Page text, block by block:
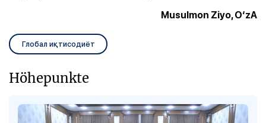
Musulmon Ziyo, O‘zA
Глобал иқтисодиёт
Höhepunkte